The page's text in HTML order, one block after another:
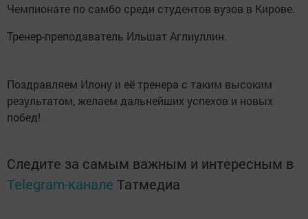
Чемпионате по самбо среди студентов вузов в Кирове.
Тренер-преподаватель Ильшат Аглиуллин.
Поздравляем Илону и её тренера с таким высоким
результатом, желаем дальнейших успехов и новых
побед!
Следите за самым важным и интересным в
Telegram-канале Татмедиа